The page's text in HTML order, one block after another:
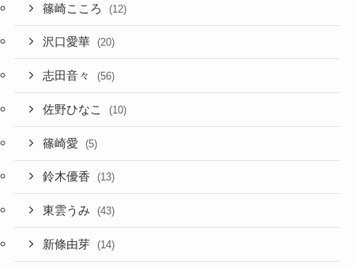
篠崎こころ (12)
沢口愛華 (20)
志田音々 (56)
佐野ひなこ (10)
篠崎愛 (5)
鈴木優香 (13)
東雲うみ (43)
新條由芽 (14)